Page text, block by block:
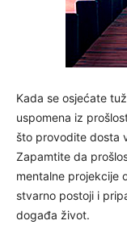
Kada se osjećate
uspomena iz
što provodite dosta
Zapamtite da
mentalne projekcije
stvarno postoji i
događa život.